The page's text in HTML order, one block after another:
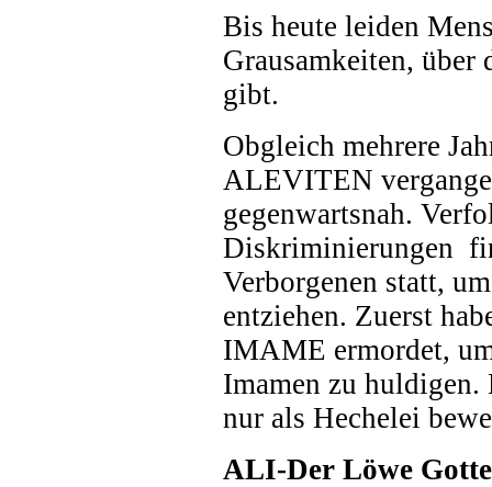
Bis heute leiden
Grausamkeiten, über
gibt.
Obgleich mehrere
ALEVITEN
gegenwartsnah.
Diskriminierungen
Verborgenen statt,
entziehen. Zuerst
IMAME ermordet,
Imamen zu
nur als Hechelei
ALI-Der Löwe